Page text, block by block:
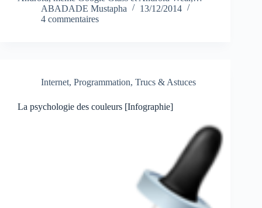
ABADADE Mustapha
13/12/2014
4 commentaires
Internet, Programmation, Trucs & Astuces
La psychologie des couleurs [Infographie]